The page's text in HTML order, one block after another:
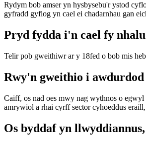
Rydym bob amser yn hysbysebu'r ystod
gyfradd gyflog yn cael ei chadarnhau gan
Pryd fydda i'n cael fy
Telir pob gweithiwr ar y 18fed o bob mis
Rwy'n gweithio i
Caiff, os nad oes mwy nag wythnos o
amrywiol a rhai cyrff sector cyhoeddus
Os byddaf yn